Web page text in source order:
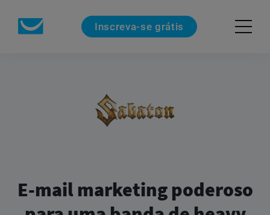
Inscreva-se grátis
E-mail marketing poderoso